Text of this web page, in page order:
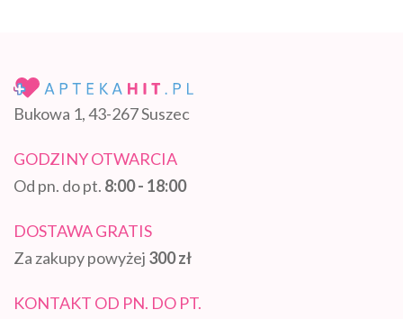
Bukowa 1, 43-267 Suszec
GODZINY OTWARCIA
Od pn. do pt. 8:00 - 18:00
DOSTAWA GRATIS
Za zakupy powyżej 300 zł
KONTAKT OD PN. DO PT.